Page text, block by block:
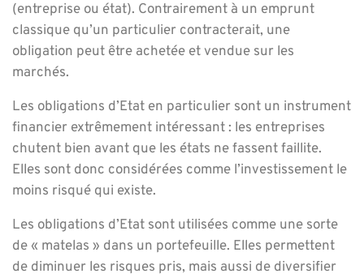
(entreprise ou état). Contrairement à un emprunt
classique qu’un particulier contracterait, une
obligation peut être achetée et vendue sur les
marchés.
Les obligations d’Etat en particulier sont un instrument
financier extrêmement intéressant : les entreprises
chutent bien avant que les états ne fassent faillite.
Elles sont donc considérées comme l’investissement le
moins risqué qui existe.
Les obligations d’Etat sont utilisées comme une sorte
de « matelas » dans un portefeuille. Elles permettent
de diminuer les risques pris, mais aussi de diversifier